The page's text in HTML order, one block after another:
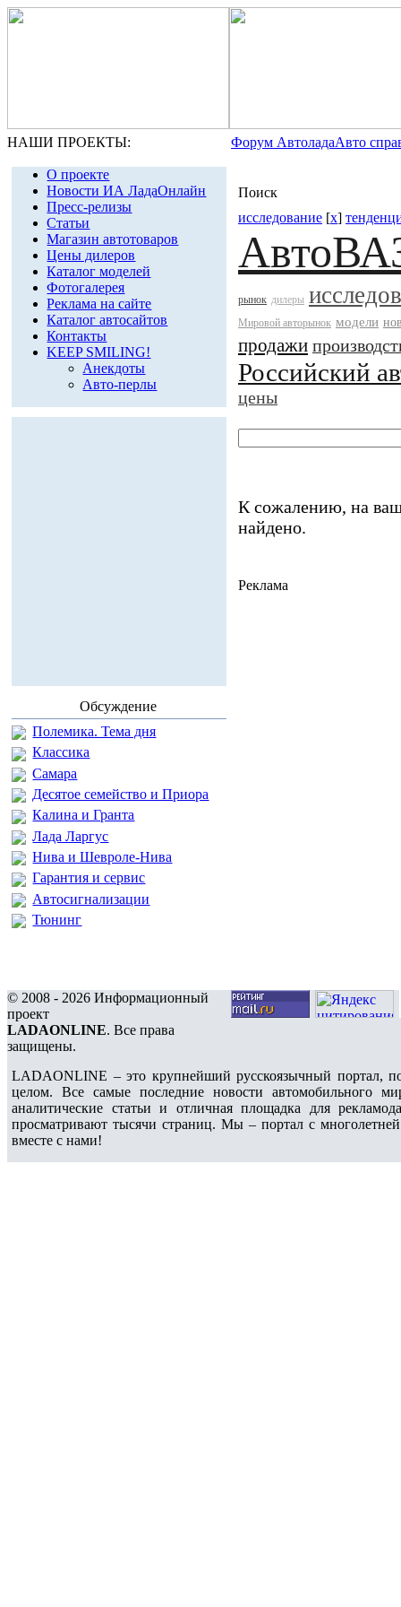
НАШИ ПРОЕКТЫ: Форум АвтоладаАвто
О проекте
Новости ИА ЛадаОнлайн
Пресс-релизы
Статьи
Магазин автотоваров
Цены дилеров
Каталог моделей
Фотогалерея
Реклама на сайте
Каталог автосайтов
Контакты
KEEP SMILING!
Анекдоты
Авто-перлы
Обсуждение
Полемика. Тема дня
Классика
Самара
Десятое семейство и Приора
Калина и Гранта
Лада Ларгус
Нива и Шевроле-Нива
Гарантия и сервис
Автосигнализации
Тюнинг
Поиск
исследование [x]
рынок дилеры
Мировой авторынок модели
продажи
Российский
цены
К сожалению, на
найдено.
Реклама
© 2008 - 2026 Информационный
проект
LADAONLINE. Все права
защищены.
LADAONLINE – это крупнейший русскоязычный портал,
целом. Все самые последние новости автомобильного
аналитические статьи и отличная площадка для
просматривают тысячи страниц. Мы – портал с
вместе с нами!